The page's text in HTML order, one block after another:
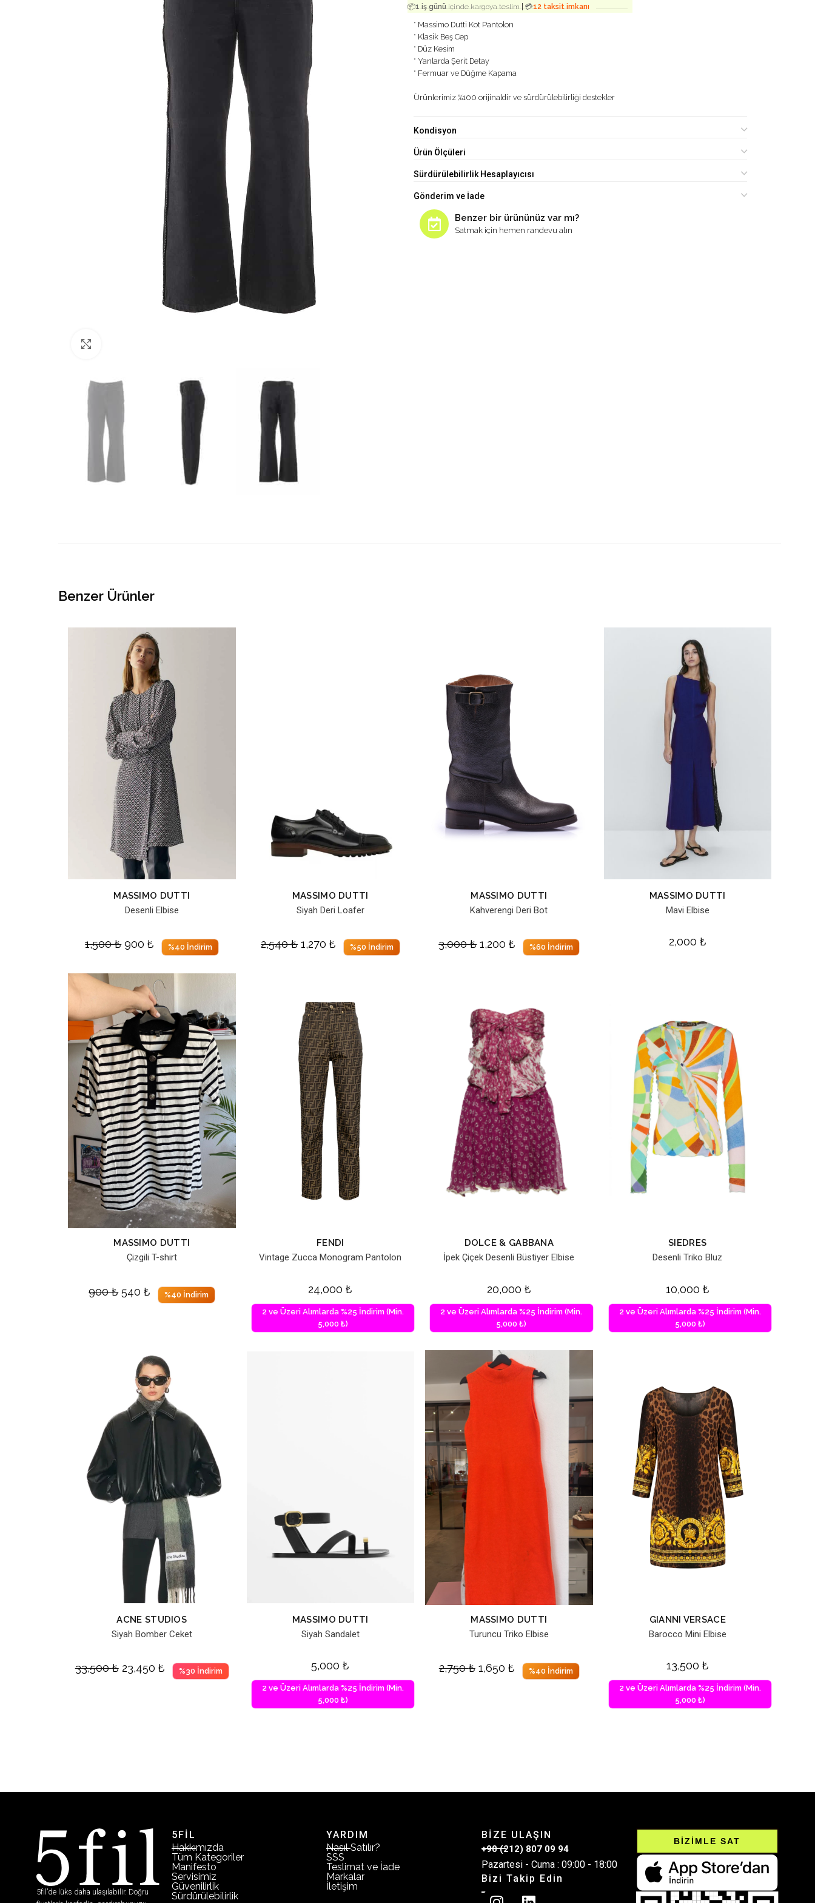
📦1 iş günüiçinde kargoya teslim|💳12 taksit imkanı
* Massimo Dutti Kot Pantolon
* Klasik Beş Cep
* Düz Kesim
* Yanlarda Şerit Detay
* Fermuar ve Düğme Kapama
Ürünlerimiz %100 orijinaldir ve sürdürülebilirliği destekler
Kondisyon
Ürün Ölçüleri
Sürdürülebilirlik Hesaplayıcısı
Gönderim ve İade
Benzer bir ürününüz var mı?
Satmak için hemen randevu alın
Benzer Ürünler
MASSIMO DUTTI
Desenli Elbise
1,500₺ 900₺ %40 İndirim
MASSIMO DUTTI
Siyah Deri Loafer
2,540₺ 1,270₺ %50 İndirim
MASSIMO DUTTI
Kahverengi Deri Bot
3,000₺ 1,200₺ %60 İndirim
MASSIMO DUTTI
Mavi Elbise
2,000 ₺
MASSIMO DUTTI
Çizgili T-shirt
900₺ 540₺ %40 İndirim
FENDI
Vintage Zucca Monogram Pantolon
24,000₺
2 ve Üzeri Alımlarda %25 İndirim (Min.
5,000 ₺)
DOLCE & GABBANA
İpek Çiçek Desenli Büstiyer Elbise
20,000 ₺
2 ve Üzeri Alımlarda %25 İndirim (Min.
5,000 ₺)
SIEDRES
Desenli Triko Bluz
10,000 ₺
2 ve Üzeri Alımlarda %25 İndirim (Min.
5,000 ₺)
ACNE STUDIOS
Siyah Bomber Ceket
33,500₺ 23,450 ₺ %30 İndirim
MASSIMO DUTTI
Siyah Sandalet
5,000₺
2 ve Üzeri Alımlarda %25 İndirim (Min.
5,000 ₺)
MASSIMO DUTTI
Turuncu Triko Elbise
2,750₺ 1,650 ₺ %40 İndirim
GIANNI VERSACE
Barocco Mini Elbise
13,500 ₺
2 ve Üzeri Alımlarda %25 İndirim (Min.
5,000 ₺)
5fil’de lüks daha ulaşılabilir. Doğru
5FİL
Hakkımızda
Tüm Kategoriler
Manifesto
Servisimiz
Güvenilirlik
Sürdürülebilirlik
YARDIM
Nasıl Satılır?
SSS
Teslimat ve İade
Markalar
İletişim
BİZE ULAŞIN
+90 (212) 807 09 94
Pazartesi - Cuma : 09:00 - 18:00
Bizi Takip Edin
BİZİMLE SAT